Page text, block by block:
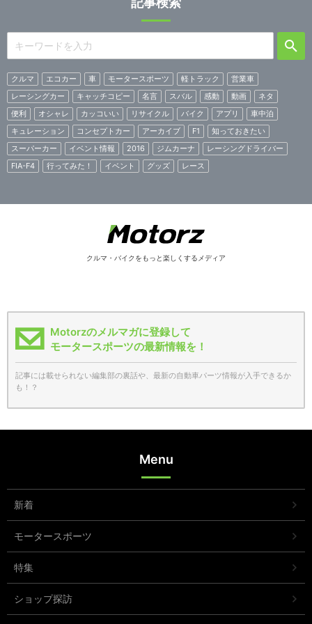
クルマ エコカー 車 モータースポーツ 軽トラック
営業車
レーシングカー
キャッチコピー 名言 スバル 感動 動画
ネタ
便利
オシャレ カッコいい リサイクル バイク アプリ
車中泊
キュレーション
コンセプトカー アーカイブ F1
知っておきたい
スーパーカー
イベント情報 2016 ジムカーナ
レーシングドライバー
FIA-F4
行ってみた！ イベント グッズ レース
クルマ・バイクをもっと楽しくするメディア
Motorzのメルマガに登録して
モータースポーツの最新情報を！
記事には載せられない編集部の裏話や、最新の自動車パーツ情報が入手できるか
も！？
Menu
新着
モータースポーツ
特集
ショップ探訪